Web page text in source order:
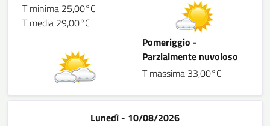
T minima 25,00°C
T media 29,00°C
Pomeriggio -
Parzialmente nuvoloso
T massima 33,00°C
Lunedì - 10/08/2026